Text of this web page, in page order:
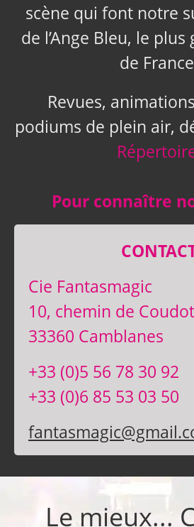
scène qui font notre
de l’Ange Bleu, le
de
Revues,
podiums de plein air,
Pour connaître
Cie Fantasmagic
10, chemin de Coudot
33360 Camblanes
+33 (0)5 56 78 30 92
+33 (0)6 85 53 03 50
Le mieux...